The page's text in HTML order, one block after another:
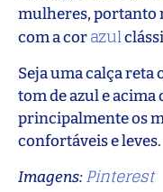
mulheres, portanto
com a corazul
Seja uma calça reta
tom de azul e acima
principalmente os
confortáveis e leves.
Imagens:Pinterest